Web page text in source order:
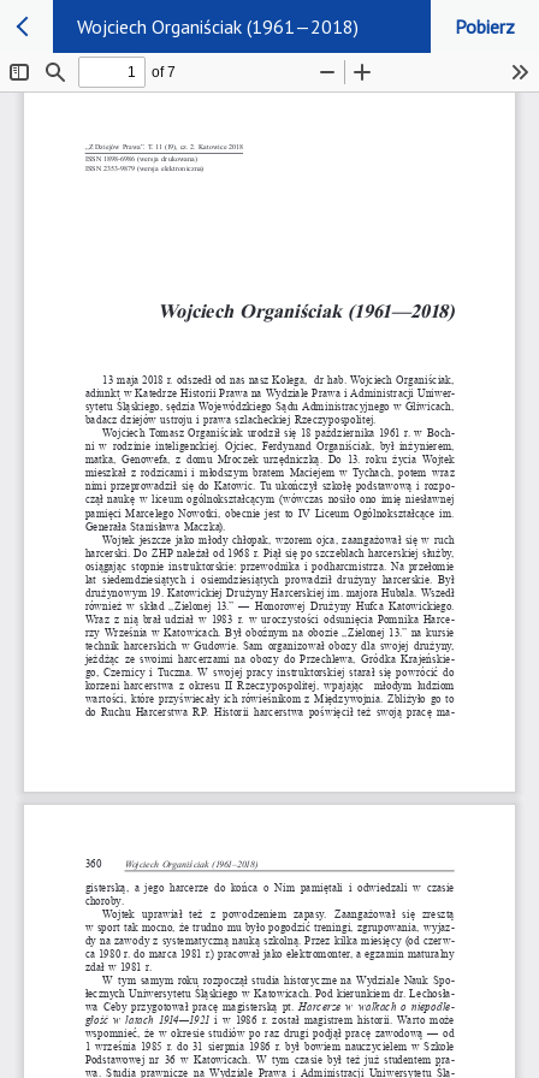
Wojciech Organiściak (1961—2018) Pobierz